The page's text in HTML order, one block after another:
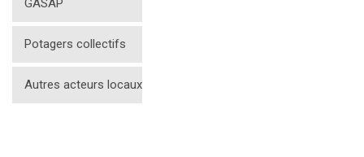
GASAP
Potagers collectifs
Autres acteurs locaux